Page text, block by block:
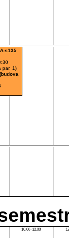
s135
par. 1)
10:00–12:00